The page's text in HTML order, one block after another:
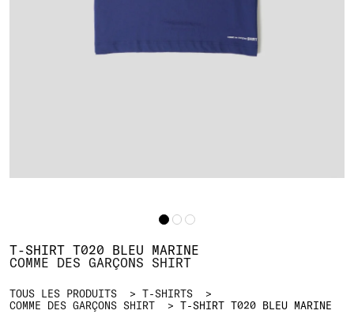
TOUS LES PRODUITS
T-SHIRTS
COMME DES GARÇONS SHIRT
T-SHIRT T020 BLEU MARINE
T-SHIRT T020 BLEU MARINE
COMME DES GARÇONS SHIRT